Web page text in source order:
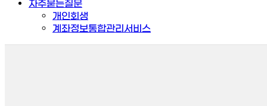
자주묻는질문
개인회생
계좌정보통합관리서비스